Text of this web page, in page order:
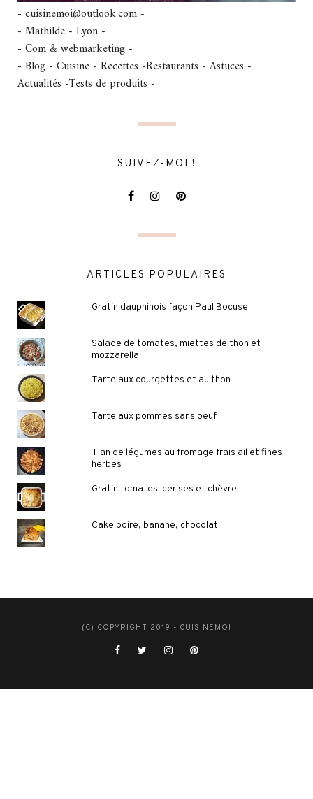
- cuisinemoi@outlook.com -
- Mathilde - Lyon -
- Com & webmarketing -
- Blog - Cuisine - Recettes -Restaurants - Astuces -
Actualités -Tests de produits -
SUIVEZ-MOI !
ARTICLES POPULAIRES
Gratin dauphinois façon Paul Bocuse
Salade de tomates, miettes de thon et
mozzarella
Tarte aux courgettes et au thon
Tarte aux pommes sans oeuf
Tian de légumes au fromage frais ail et fines
herbes
Gratin tomates-cerises et chèvre
Cake poire, banane, chocolat
(C) COPYRIGHT 2019 - CUISINEMOI